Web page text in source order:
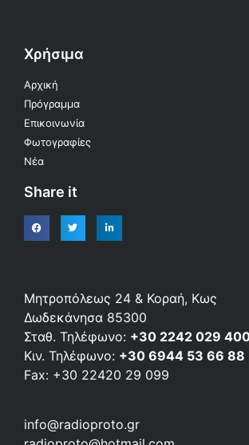
Χρήσιμα
Αρχική
Πρόγραμμα
Επικοινωνία
Φωτογραφίες
Νέα
Share it
Μητροπόλεως 24 & Κοραή, Κως
Δωδεκάνησα 85300
Σταθ. Τηλέφωνο: +30 2242 029
Κιν. Τηλέφωνο: +30 6944 53 66 88
Fax: +30 22420 29 099
info@radioproto.gr